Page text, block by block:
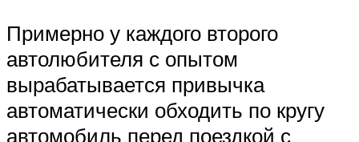
Примерно у каждого второго
автолюбителя с опытом
вырабатывается привычка
автоматически обходить по кругу
автомобиль перед поездкой с